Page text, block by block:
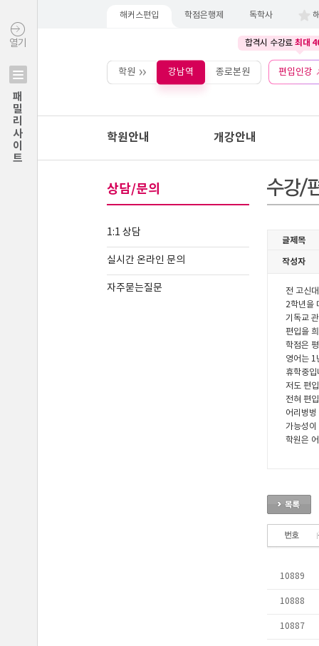
열기
패밀리사이트
해커스편입 학점은행제 독학사
합격시 수강료 최대
학원 강남역 종로본원 편입인강
학원안내 개강안내
상담/문의
1:1 상담
실시간 온라인 문의
자주묻는질문